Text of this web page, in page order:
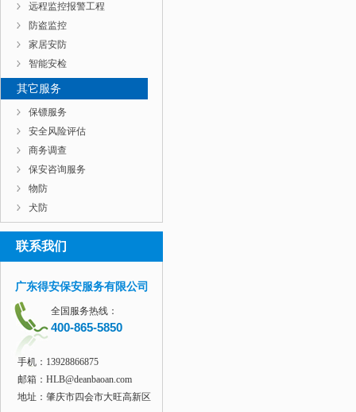
远程监控报警工程
防盗监控
家居安防
智能安检
其它服务
保镖服务
安全风险评估
商务调查
保安咨询服务
物防
犬防
联系我们
广东得安保安服务有限公司
全国服务热线：
400-865-5850
手机：13928866875
邮箱：HLB@deanbaoan.com
地址：肇庆市四会市大旺高新区